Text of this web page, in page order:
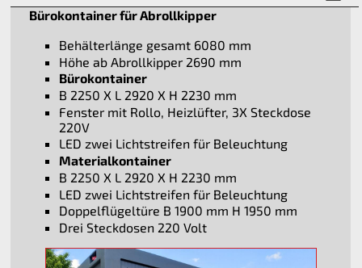
Bürokontainer für Abrollkipper
Behälterlänge gesamt 6080 mm
Höhe ab Abrollkipper 2690 mm
Bürokontainer
B 2250 X L 2920 X H 2230 mm
Fenster mit Rollo, Heizlüfter, 3X Steckdose
220V
LED zwei Lichtstreifen für Beleuchtung
Materialkontainer
B 2250 X L 2920 X H 2230 mm
LED zwei Lichtstreifen für Beleuchtung
Doppelflügeltüre B 1900 mm H 1950 mm
Drei Steckdosen 220 Volt